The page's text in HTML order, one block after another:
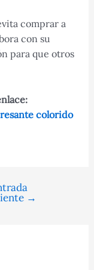
comprar a
con su
para que otros
colorido
→